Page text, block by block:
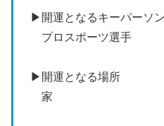
▶開運となるキーパーソン
プロスポーツ選手
▶開運となる場所
家